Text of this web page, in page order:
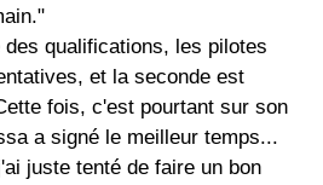
qualifications, les pilotes
et la seconde est
fois, c'est pourtant sur son
a signé le meilleur temps...
juste tenté de faire un bon